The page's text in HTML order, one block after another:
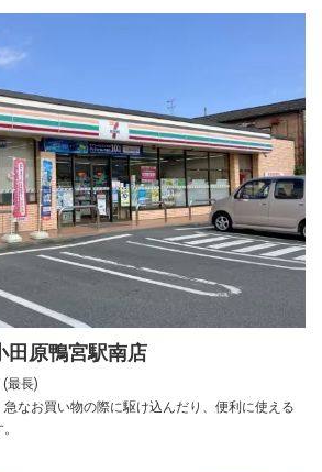
田原鴨宮駅南店
最長)
なお買い物の際に駆け込んだり、便利に使える